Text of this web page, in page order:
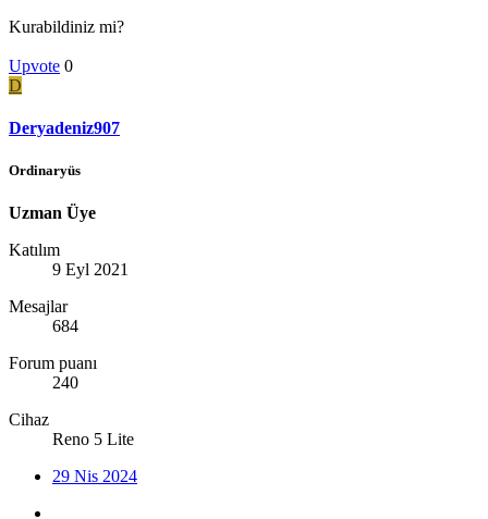
Kurabildiniz mi?
Upvote 0
D
Deryadeniz907
Ordinaryüs
Uzman Üye
Katılım
9 Eyl 2021
Mesajlar
684
Forum puanı
240
Cihaz
Reno 5 Lite
29 Nis 2024